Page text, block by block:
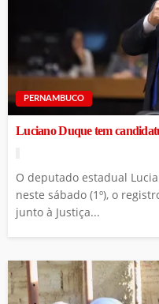
PERNAMBUCO
Luciano Duque tem
O deputado estadual
neste sábado (1º), o
junto à Justiça...